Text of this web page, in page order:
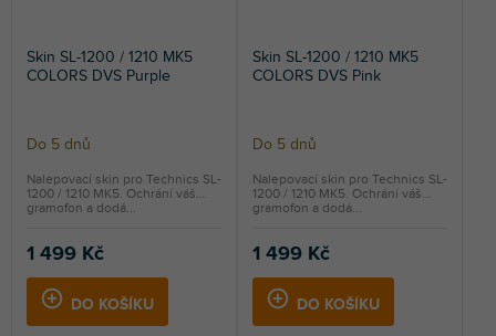
Skin SL-1200 / 1210 MK5
COLORS DVS Purple
Do 5 dnů
1 499 Kč
DO KOŠÍKU
Nalepovací skin pro Technics SL-
1200 / 1210 MK5. Ochrání váš
gramofon a dodá...
Skin SL-1200 / 1210 MK5
COLORS DVS Pink
Do 5 dnů
1 499 Kč
DO KOŠÍKU
Nalepovací skin pro Technics SL-
1200 / 1210 MK5. Ochrání váš
gramofon a dodá...